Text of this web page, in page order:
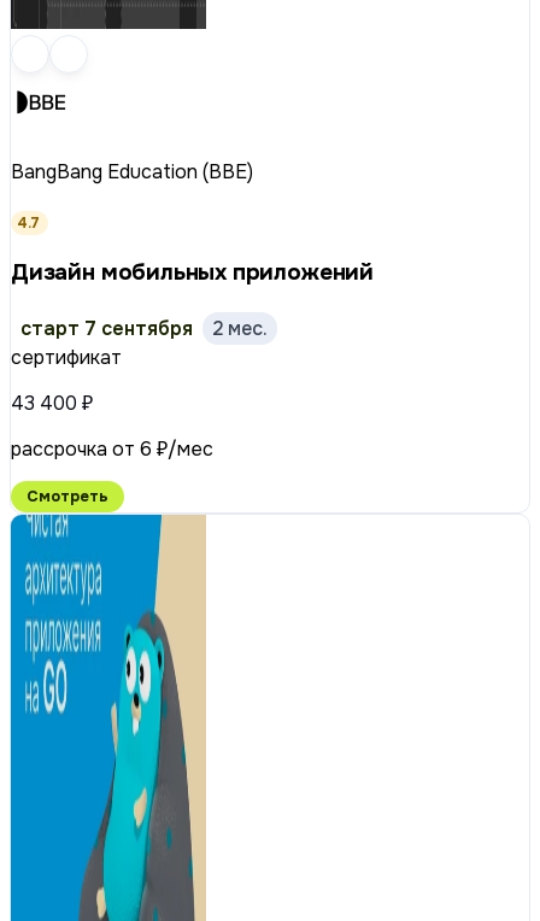
BangBang Education (BBE)
4.7
Дизайн мобильных приложений
старт 7 сентября
2 мес.
сертификат
43 400 ₽
рассрочка от 6 ₽/мес
Смотреть